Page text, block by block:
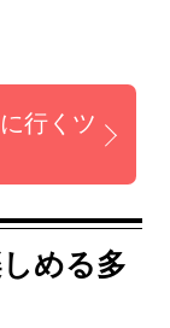
行くツ
める多